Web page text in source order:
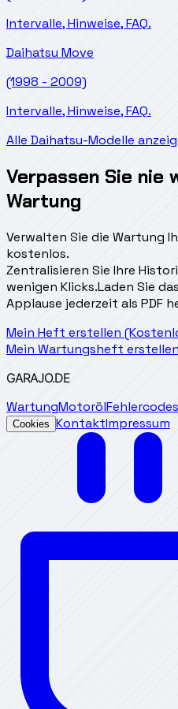
Intervalle, Hinweise, FAQ.
Daihatsu Move
(1998 - 2009)
Intervalle, Hinweise, FAQ.
Alle Daihatsu-Modelle
Verpassen Sie nie
Wartung
Verwalten Sie die Wartung
kostenlos.
Zentralisieren Sie Ihre
wenigen Klicks.Laden Sie
Applause jederzeit als PDF
Mein Heft erstellen
Mein Wartungsheft erstellen
GARAJO.DE
WartungMotorölFehlercodes
Cookies KontaktImpressum